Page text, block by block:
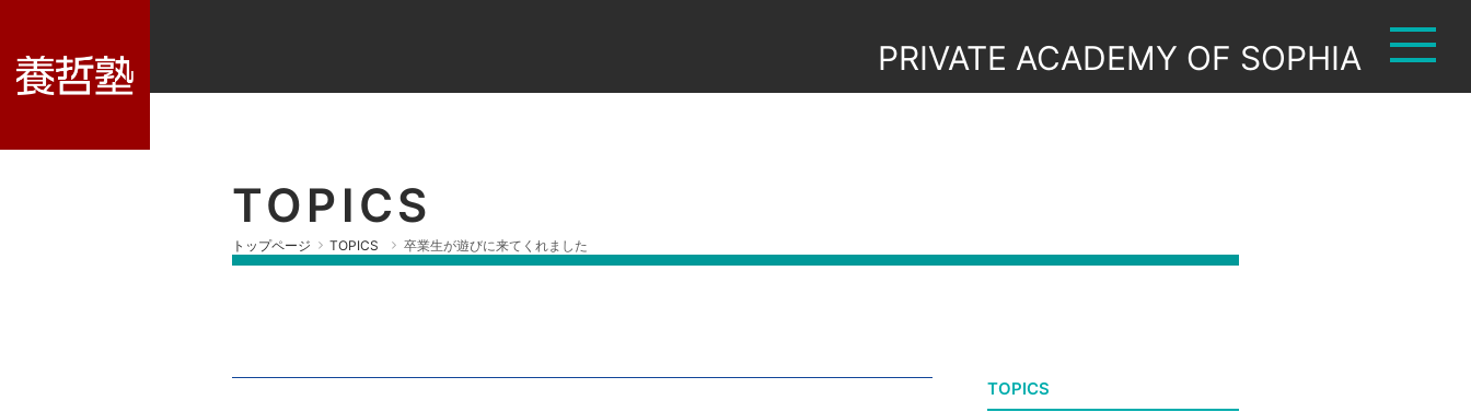
PRIVATE ACADEMY OF SOPHIA
TOPICS
トップページ TOPICS 卒業生が遊びに来てくれました
TOPICS